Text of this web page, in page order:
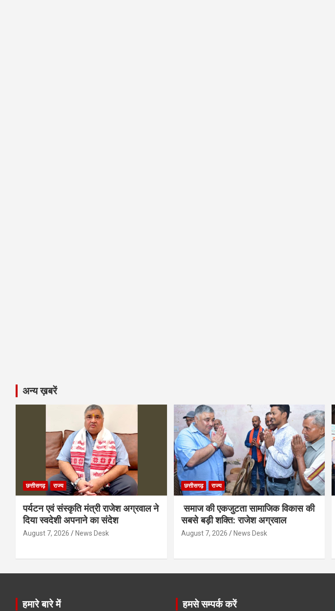
अन्य ख़बरें
छत्तीसगढ़ राज्य
पर्यटन एवं संस्कृति मंत्री राजेश अग्रवाल ने
दिया स्वदेशी अपनाने का संदेश
August 7, 2026 News Desk
छत्तीसगढ़ राज्य
समाज की एकजुटता सामाजिक विकास की
सबसे बड़ी शक्ति: राजेश अग्रवाल
August 7, 2026 News Desk
हमारे बारे में हमसे सम्पर्क करें